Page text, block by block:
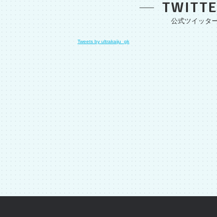
Tweets by ultrakaiju_gk